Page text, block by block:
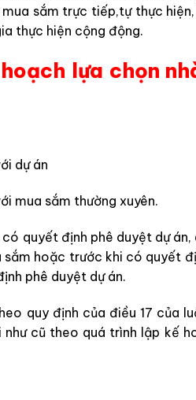
sắm trực tiếp,tự thực
thực hiện cộng động.
lựa chọn
dự án
mua sắm thường xuyên.
quyết định phê duyệt dự
hoặc trước khi có quyết
phê duyệt dự án.
quy định của điều 17 của
cũ theo quá trình lập kế